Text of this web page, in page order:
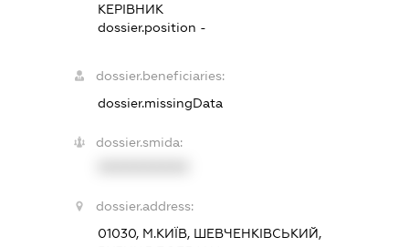
КЕРІВНИК
dossier.position -
dossier.beneficiaries:
dossier.missingData
dossier.smida:
dossier.address:
01030, М.КИЇВ, ШЕВЧЕНКІВСЬКИЙ,